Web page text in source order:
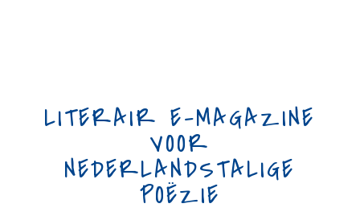
LITERAIR E-MAGAZINE
VOOR
NEDERLANDSTALIGE
POËZIE